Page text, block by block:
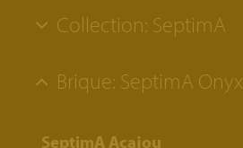
Collection: SeptimA
Brique: SeptimA Onyx
SeptimA Acajou